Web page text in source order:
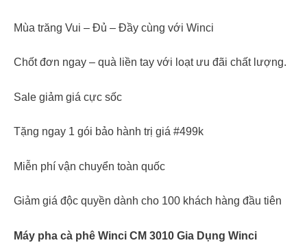
Mùa trăng Vui – Đủ – Đầy cùng với Winci
Chốt đơn ngay – quà liền tay với loạt ưu đãi chất lượng.
Sale giảm giá cực sốc
Tặng ngay 1 gói bảo hành trị giá #499k
Miễn phí vận chuyển toàn quốc
Giảm giá độc quyền dành cho 100 khách hàng đầu tiên
Máy pha cà phê Winci CM 3010 Gia Dụng Winci